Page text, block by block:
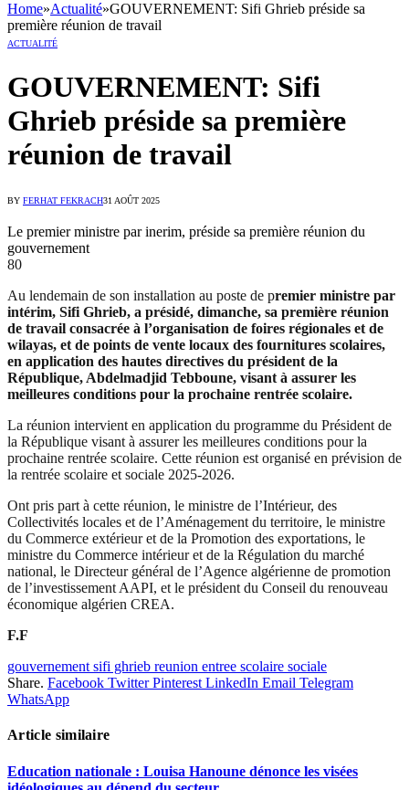
Home»Actualité»GOUVERNEMENT: Sifi Ghrieb préside sa
première réunion de travail
ACTUALITÉ
GOUVERNEMENT: Sifi
Ghrieb préside sa première
réunion de travail
BY FERHAT FEKRACH31 AOÛT 2025
Le premier ministre par inerim, préside sa première réunion du
gouvernement
80
Au lendemain de son installation au poste de premier ministre par
intérim, Sifi Ghrieb, a présidé, dimanche, sa première réunion
de travail consacrée à l’organisation de foires régionales et de
wilayas, et de points de vente locaux des fournitures scolaires,
en application des hautes directives du président de la
République, Abdelmadjid Tebboune, visant à assurer les
meilleures conditions pour la prochaine rentrée scolaire.
La réunion intervient en application du programme du Président de
la République visant à assurer les meilleures conditions pour la
prochaine rentrée scolaire. Cette réunion est organisé en prévision de
la rentrée scolaire et sociale 2025-2026.
Ont pris part à cette réunion, le ministre de l’Intérieur, des
Collectivités locales et de l’Aménagement du territoire, le ministre
du Commerce extérieur et de la Promotion des exportations, le
ministre du Commerce intérieur et de la Régulation du marché
national, le Directeur général de l’Agence algérienne de promotion
de l’investissement AAPI, et le président du Conseil du renouveau
économique algérien CREA.
F.F
gouvernement sifi ghrieb reunion entree scolaire sociale
Share. Facebook Twitter Pinterest LinkedIn Email Telegram
WhatsApp
Article similaire
Education nationale : Louisa Hanoune dénonce les visées